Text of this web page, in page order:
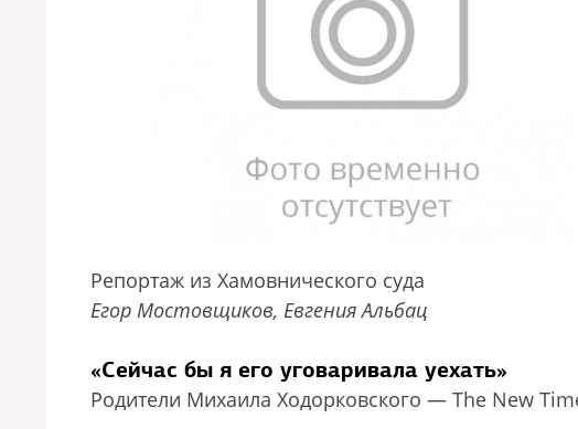
Репортаж из Хамовнического суда
Егор Мостовщиков, Евгения Альбац
«Сейчас бы я его уговаривала уехать»
Родители Михаила Ходорковского — The New